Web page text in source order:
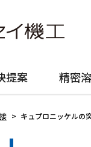
提案 精密
> キュプロニッケルの